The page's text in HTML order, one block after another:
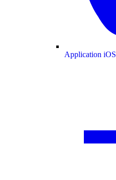
Application iOS